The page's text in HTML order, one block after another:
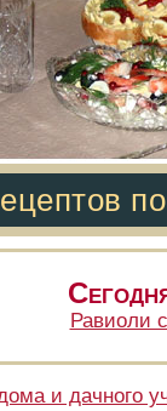
Равиоли
и дачного